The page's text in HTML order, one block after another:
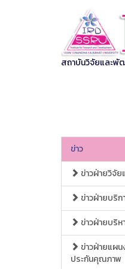
สถาบันวิจัยและพั
ข่าว
ข่าวฝ่ายวิจั
ข่าวฝ่ายบริก
ข่าวฝ่ายบริห
ข่าวฝ่ายแผ
ประกันคุณภาพ